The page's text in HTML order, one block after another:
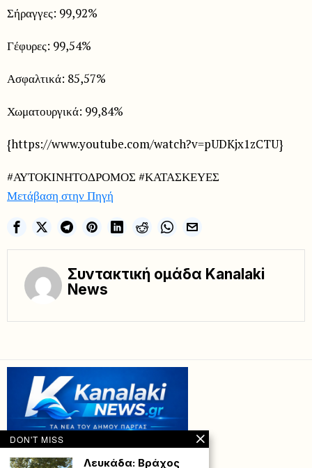
Σήραγγες: 99,92%
Γέφυρες: 99,54%
Ασφαλτικά: 85,57%
Χωματουργικά: 99,84%
{https://www.youtube.com/watch?v=pUDKjx1zCTU}
#ΑΥΤΟΚΙΝΗΤΟΔΡΟΜΟΣ #ΚΑΤΑΣΚΕΥΕΣ
Μετάβαση στην Πηγή
Συντακτική ομάδα Kanalaki
News
DON'T MISS
Λευκάδα: Βράχος